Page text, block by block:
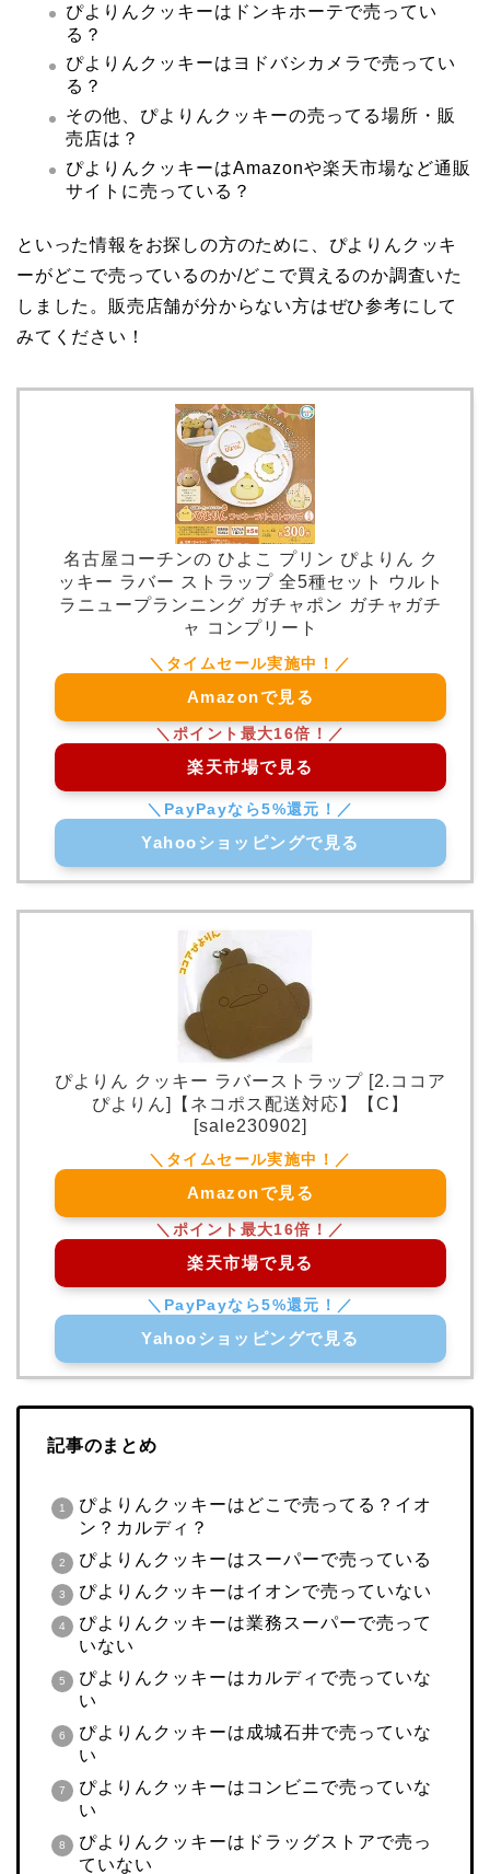
ぴよりんクッキーはドンキホーテで売ってい
る？
ぴよりんクッキーはヨドバシカメラで売ってい
る？
その他、ぴよりんクッキーの売ってる場所・販
売店は？
ぴよりんクッキーはAmazonや楽天市場など通販
サイトに売っている？
といった情報をお探しの方のために、ぴよりんクッキ
ーがどこで売っているのか/どこで買えるのか調査いた
しました。販売店舗が分からない方はぜひ参考にして
みてください！
名古屋コーチンの ひよこ プリン ぴよりん ク
ッキー ラバー ストラップ 全5種セット ウルト
ラニュープランニング ガチャポン ガチャガチ
ャ コンプリート
Amazonで見る
楽天市場で見る
Yahooショッピングで見る
ぴよりん クッキー ラバーストラップ [2.ココア
ぴよりん]【ネコポス配送対応】【C】
[sale230902]
Amazonで見る
楽天市場で見る
Yahooショッピングで見る
記事のまとめ
ぴよりんクッキーはどこで売ってる？イオ
ン？カルディ？
ぴよりんクッキーはスーパーで売っている
ぴよりんクッキーはイオンで売っていない
ぴよりんクッキーは業務スーパーで売って
いない
ぴよりんクッキーはカルディで売っていな
い
ぴよりんクッキーは成城石井で売っていな
い
ぴよりんクッキーはコンビニで売っていな
い
ぴよりんクッキーはドラッグストアで売っ
ていない